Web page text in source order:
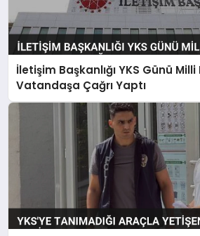
İletişim Başkanlığı YKS Günü
Vatandaşa Çağrı Yaptı